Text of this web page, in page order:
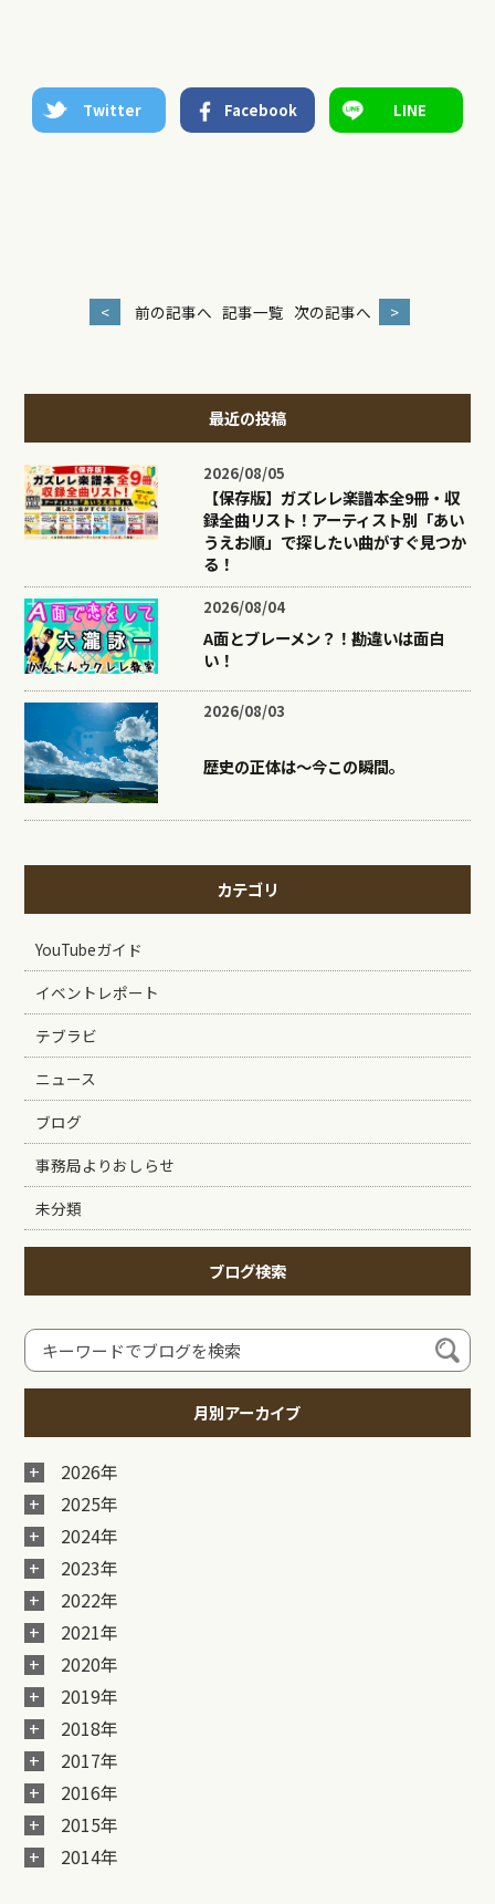
Twitter Facebook LINE
< 前の記事へ 記事一覧 次の記事へ >
最近の投稿
2026/08/05
【保存版】ガズレレ楽譜本全9冊・収
録全曲リスト！アーティスト別「あい
うえお順」で探したい曲がすぐ見つか
る！
2026/08/04
A面とブレーメン？！勘違いは面白
い！
2026/08/03
歴史の正体は〜今この瞬間。
カテゴリ
YouTubeガイド
イベントレポート
テブラビ
ニュース
ブログ
事務局よりおしらせ
未分類
ブログ検索
月別アーカイブ
2026年
2025年
2024年
2023年
2022年
2021年
2020年
2019年
2018年
2017年
2016年
2015年
2014年